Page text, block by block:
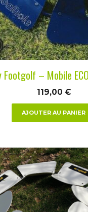
Footgolf – Mobile
119,00 €
AJOUTER AU PANIER